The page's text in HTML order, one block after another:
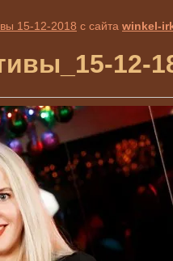
15-12-2018 с сайта winkel-
12-